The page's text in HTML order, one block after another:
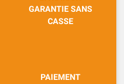
GARANTIE SANS
CASSE
PAIEMENT